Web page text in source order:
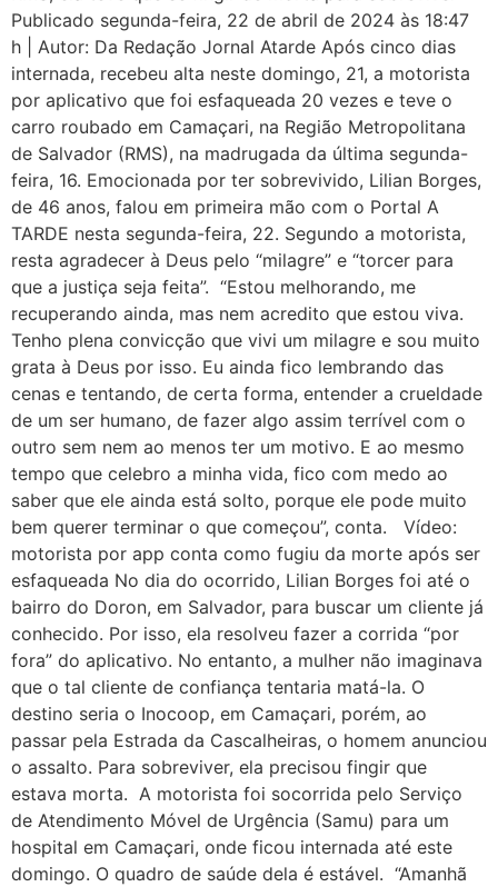
Oslo Pride é homenageado por impacto global de sua campanha cinematográfica
GGB Anuncia Ângela Léo Madrinhas da 22ª Parada LGBT+ Bahia
Órgãos públicos vistoriam o circuito do 22º Orgulho LGBT+Bahia
Relatório de Midia Julho
Exposição de Fotos LGBT 60+Lindes
Réquiem a Preta Gil
Imortal de Corpo Presente na (ABL)
Pré-Campanha da 22ª Celebração do Orgulho LGBT+ Bahia
Domingo (6) Dois Bairros da Cidade Recebem Paradas LGBT+
Orgulho, acrobacia e resistência
Homagem ao Tibira do Maranhão no Recife
GGB reafirma protagonismo com presença na mídia brasileira
GGB divulga dados inéditos sobre o envelhecimento
28 de Junho: Dia Para Sair do Armário
São João Também é Nosso
Selo da Diversidade da Prefs abre Inscrições
Doe para Divulgar Nossas Bandeiras
Compromisso de Toda a Sociedade
Conferências LGBT+: a nossa voz!
Salvador Capital Inclusiva: Vem Aí a 2ª Conferência Municipal LGBT+!
1 de mio do trabalho
Retificação de nome e gênero de pessoas trans
Carnaval em Salvador
Doe Parte do Imposto de Renda
Publicado segunda-feira, 22 de abril de 2024 às 18:47
h | Autor: Da Redação Jornal Atarde Após cinco dias
internada, recebeu alta neste domingo, 21, a motorista
por aplicativo que foi esfaqueada 20 vezes e teve o
carro roubado em Camaçari, na Região Metropolitana
de Salvador (RMS), na madrugada da última segunda-
feira, 16. Emocionada por ter sobrevivido, Lilian Borges,
de 46 anos, falou em primeira mão com o Portal A
TARDE nesta segunda-feira, 22. Segundo a motorista,
resta agradecer à Deus pelo “milagre” e “torcer para
que a justiça seja feita”. “Estou melhorando, me
recuperando ainda, mas nem acredito que estou viva.
Tenho plena convicção que vivi um milagre e sou muito
grata à Deus por isso. Eu ainda fico lembrando das
cenas e tentando, de certa forma, entender a crueldade
de um ser humano, de fazer algo assim terrível com o
outro sem nem ao menos ter um motivo. E ao mesmo
tempo que celebro a minha vida, fico com medo ao
saber que ele ainda está solto, porque ele pode muito
bem querer terminar o que começou”, conta. Vídeo:
motorista por app conta como fugiu da morte após ser
esfaqueada No dia do ocorrido, Lilian Borges foi até o
bairro do Doron, em Salvador, para buscar um cliente já
conhecido. Por isso, ela resolveu fazer a corrida “por
fora” do aplicativo. No entanto, a mulher não imaginava
que o tal cliente de confiança tentaria matá-la. O
destino seria o Inocoop, em Camaçari, porém, ao
passar pela Estrada da Cascalheiras, o homem anunciou
o assalto. Para sobreviver, ela precisou fingir que
estava morta. A motorista foi socorrida pelo Serviço
de Atendimento Móvel de Urgência (Samu) para um
hospital em Camaçari, onde ficou internada até este
domingo. O quadro de saúde dela é estável. “Amanhã